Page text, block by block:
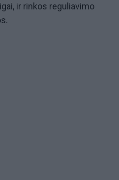
ir rinkos reguliavimo